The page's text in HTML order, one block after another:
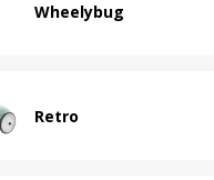
Wheelybug
Retro